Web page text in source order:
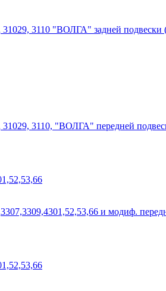
31029, 3110 "ВОЛГА" задней подвески
31029, 3110, "ВОЛГА" передней
и модиф.